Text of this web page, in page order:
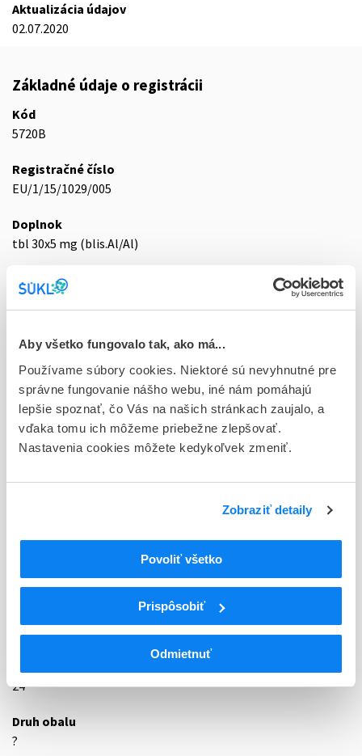
Aby všetko fungovalo tak, ako má...
Používame súbory cookies. Niektoré sú nevyhnutné pre
správne fungovanie nášho webu, iné nám pomáhajú
lepšie spoznať, čo Vás na našich stránkach zaujalo, a
vďaka tomu ich môžeme priebežne zlepšovať.
Nastavenia cookies môžete kedykoľvek zmeniť.
Zobraziť detaily
Povoliť všetko
Prispôsobiť
Odmietnuť
Aktualizácia údajov
02.07.2020
Základné údaje o registrácii
Kód
5720B
Registračné číslo
EU/1/15/1029/005
Doplnok
tbl 30x5 mg (blis.Al/Al)
Stav
E - EU registrácia
Európska
Držiteľ, krajina
Sandoz GmbH, Rakúsko
Indikačná skupina
Centrálna nervová sústava
N05
Psycholeptiká
Antipsychotiká
N05AX
N05AX12
Aripiprazol
Podrobnosti o lieku
24
Druh obalu
?